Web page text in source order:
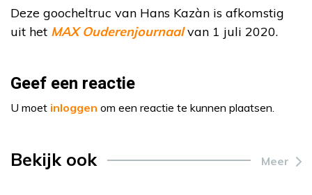
Deze goocheltruc van Hans Kazàn is afkomstig
uit het MAX Ouderenjournaalvan 1 juli 2020.
Geef een reactie
U moet inloggen om een reactie te kunnen plaatsen.
Bekijk ook Meer